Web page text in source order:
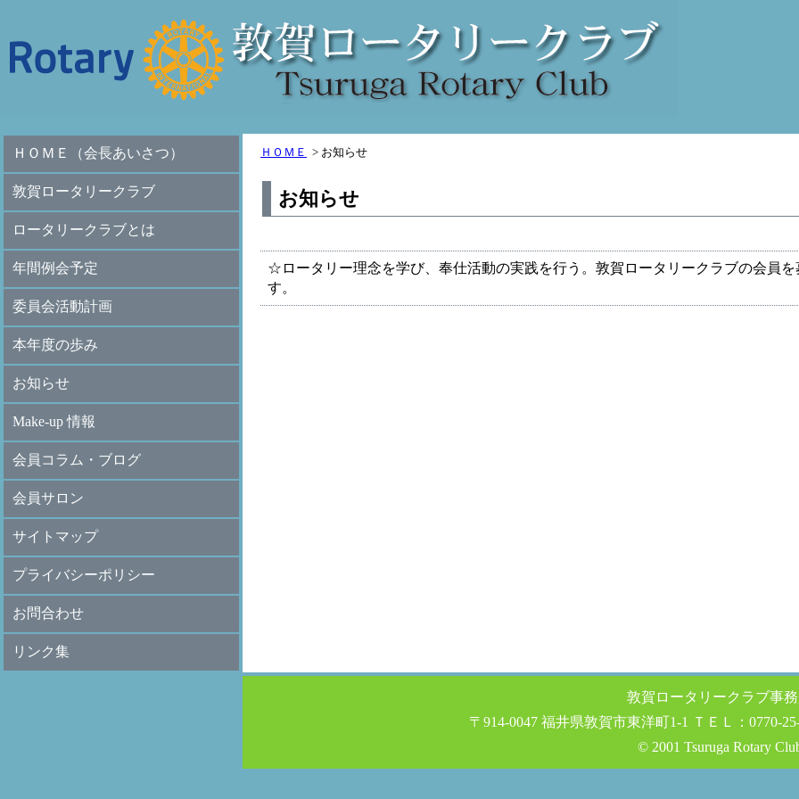
ＨＯＭＥ（会長あいさつ）
敦賀ロータリークラブ
ロータリークラブとは
年間例会予定
委員会活動計画
本年度の歩み
お知らせ
Make-up 情報
会員コラム・ブログ
会員サロン
サイトマップ
プライバシーポリシー
お問合わせ
リンク集
ＨＯＭＥ > お知らせ
お知らせ
☆ロータリー理念を学び、奉仕活動の実践を行う。敦賀ロータリークラブの会員を
す。
敦賀ロータリークラブ事
〒914-0047 福井県敦賀市東洋町1-1 ＴＥＬ：0770-
© 2001 Tsuruga Rotary